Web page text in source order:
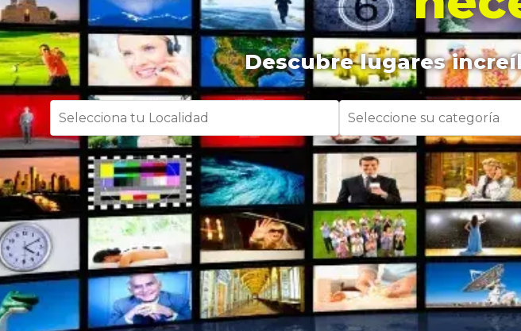
Descubre lugares